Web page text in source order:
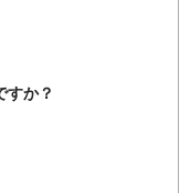
すか？